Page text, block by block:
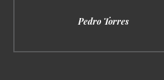
Pedro Torres